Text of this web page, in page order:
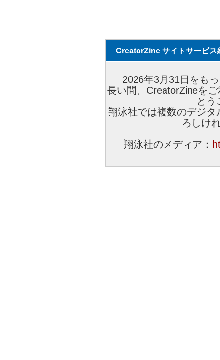
CreatorZine サイトサービス
2026年3月31日をも
長い間、CreatorZineを
とう
翔泳社では複数のデジ
ろしけ
翔泳社のメディア：